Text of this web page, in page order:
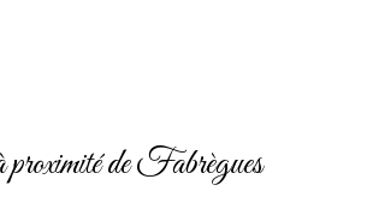
de Fabrègues